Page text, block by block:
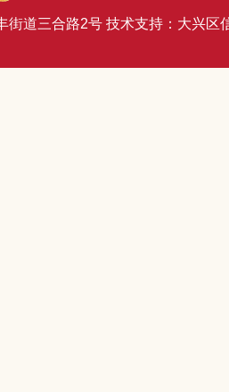
街道三合路2号 技术支持：大兴区